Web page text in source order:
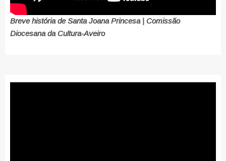
Breve história de Santa Joana Princesa | Comissão
Diocesana da Cultura-Aveiro